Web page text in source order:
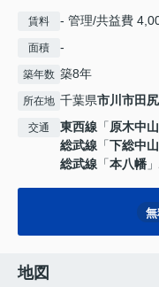
賃料 - 管理/共益費
面積 -
築年数 築8年
所在地 千葉県市川市田尻
交通 東西線 「原木中山
総武線 「下総中山
総武線 「本八幡
地図